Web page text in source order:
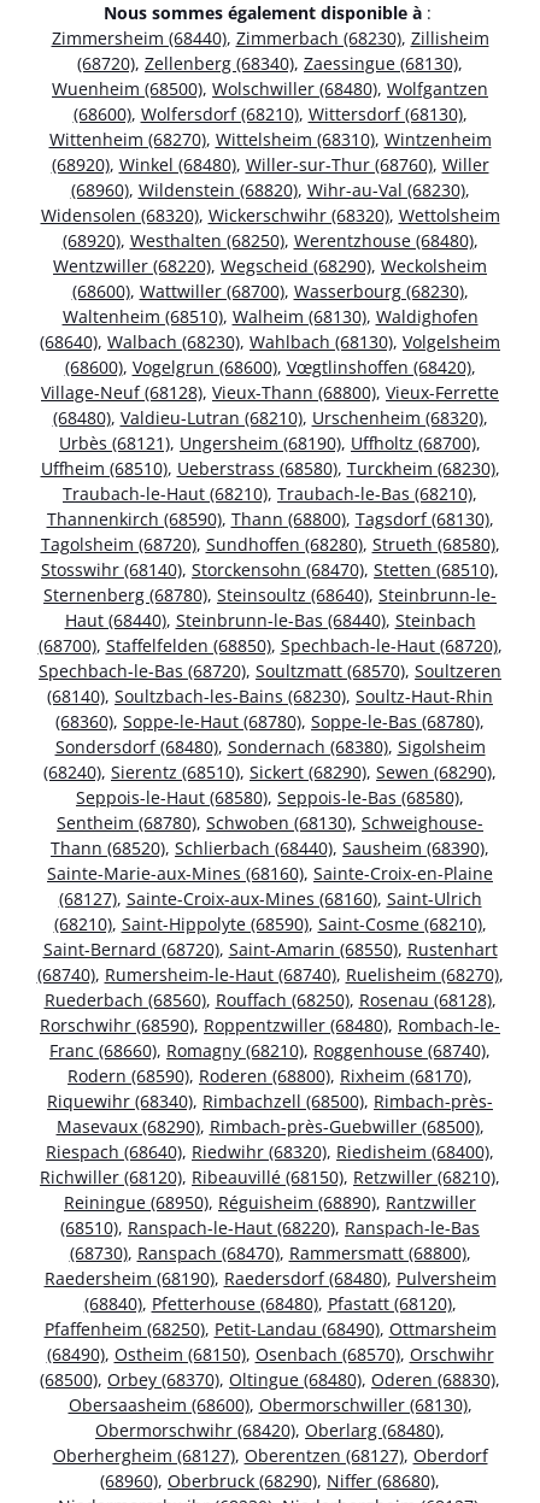
Nous sommes également disponible à :
Zimmersheim (68440), Zimmerbach (68230), Zillisheim
(68720), Zellenberg (68340), Zaessingue (68130),
Wuenheim (68500), Wolschwiller (68480), Wolfgantzen
(68600), Wolfersdorf (68210), Wittersdorf (68130),
Wittenheim (68270), Wittelsheim (68310), Wintzenheim
(68920), Winkel (68480), Willer-sur-Thur (68760), Willer
(68960), Wildenstein (68820), Wihr-au-Val (68230),
Widensolen (68320), Wickerschwihr (68320), Wettolsheim
(68920), Westhalten (68250), Werentzhouse (68480),
Wentzwiller (68220), Wegscheid (68290), Weckolsheim
(68600), Wattwiller (68700), Wasserbourg (68230),
Waltenheim (68510), Walheim (68130), Waldighofen
(68640), Walbach (68230), Wahlbach (68130), Volgelsheim
(68600), Vogelgrun (68600), Vœgtlinshoffen (68420),
Village-Neuf (68128), Vieux-Thann (68800), Vieux-Ferrette
(68480), Valdieu-Lutran (68210), Urschenheim (68320),
Urbès (68121), Ungersheim (68190), Uffholtz (68700),
Uffheim (68510), Ueberstrass (68580), Turckheim (68230),
Traubach-le-Haut (68210), Traubach-le-Bas (68210),
Thannenkirch (68590), Thann (68800), Tagsdorf (68130),
Tagolsheim (68720), Sundhoffen (68280), Strueth (68580),
Stosswihr (68140), Storckensohn (68470), Stetten (68510),
Sternenberg (68780), Steinsoultz (68640), Steinbrunn-le-
Haut (68440), Steinbrunn-le-Bas (68440), Steinbach
(68700), Staffelfelden (68850), Spechbach-le-Haut (68720),
Spechbach-le-Bas (68720), Soultzmatt (68570), Soultzeren
(68140), Soultzbach-les-Bains (68230), Soultz-Haut-Rhin
(68360), Soppe-le-Haut (68780), Soppe-le-Bas (68780),
Sondersdorf (68480), Sondernach (68380), Sigolsheim
(68240), Sierentz (68510), Sickert (68290), Sewen (68290),
Seppois-le-Haut (68580), Seppois-le-Bas (68580),
Sentheim (68780), Schwoben (68130), Schweighouse-
Thann (68520), Schlierbach (68440), Sausheim (68390),
Sainte-Marie-aux-Mines (68160), Sainte-Croix-en-Plaine
(68127), Sainte-Croix-aux-Mines (68160), Saint-Ulrich
(68210), Saint-Hippolyte (68590), Saint-Cosme (68210),
Saint-Bernard (68720), Saint-Amarin (68550), Rustenhart
(68740), Rumersheim-le-Haut (68740), Ruelisheim (68270),
Ruederbach (68560), Rouffach (68250), Rosenau (68128),
Rorschwihr (68590), Roppentzwiller (68480), Rombach-le-
Franc (68660), Romagny (68210), Roggenhouse (68740),
Rodern (68590), Roderen (68800), Rixheim (68170),
Riquewihr (68340), Rimbachzell (68500), Rimbach-près-
Masevaux (68290), Rimbach-près-Guebwiller (68500),
Riespach (68640), Riedwihr (68320), Riedisheim (68400),
Richwiller (68120), Ribeauvillé (68150), Retzwiller (68210),
Reiningue (68950), Réguisheim (68890), Rantzwiller
(68510), Ranspach-le-Haut (68220), Ranspach-le-Bas
(68730), Ranspach (68470), Rammersmatt (68800),
Raedersheim (68190), Raedersdorf (68480), Pulversheim
(68840), Pfetterhouse (68480), Pfastatt (68120),
Pfaffenheim (68250), Petit-Landau (68490), Ottmarsheim
(68490), Ostheim (68150), Osenbach (68570), Orschwihr
(68500), Orbey (68370), Oltingue (68480), Oderen (68830),
Obersaasheim (68600), Obermorschwiller (68130),
Obermorschwihr (68420), Oberlarg (68480),
Oberhergheim (68127), Oberentzen (68127), Oberdorf
(68960), Oberbruck (68290), Niffer (68680),